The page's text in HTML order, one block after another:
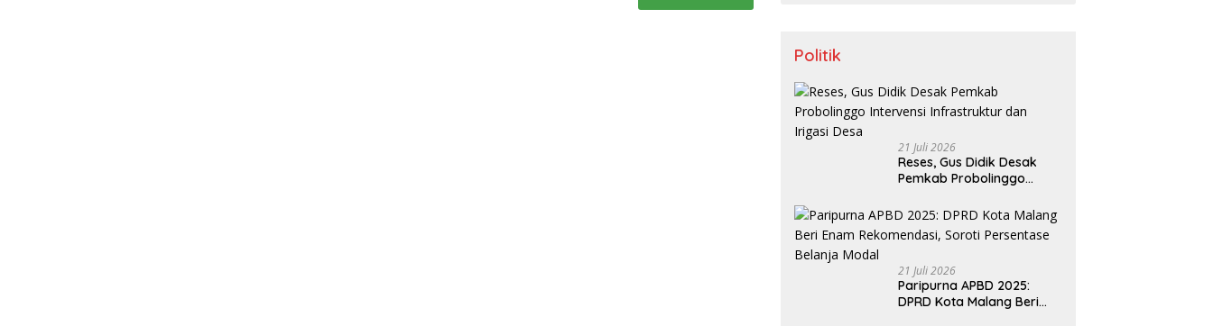
Politik
21 Juli 2026
Reses, Gus Didik Desak
Pemkab Probolinggo
dan Irigasi Desa
21 Juli 2026
Paripurna APBD 2025:
DPRD Kota Malang Beri